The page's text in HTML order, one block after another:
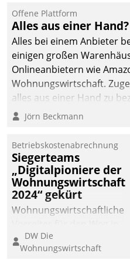
einsehen und ändern
oder
Schadensmeldungen
abgeben – rund um die
Uhr.
Offene Plattform
Alles aus einer Hand?
Alles bei einem Anbieter
einigen großen
Onlineanbietern wie
Wohnungswirtschaft.
alles aus einer Hand zu
Jörn Beckmann
Betriebskostenabrechnung
Siegerteams
„Digitalpioniere der
Wohnungswirtschaft
2024“ gekürt
Wohnungswirtschaftliche
eine digitale Zukunft zu
finden, ist das Ziel des
DW Die
Wohnungswirtschaft